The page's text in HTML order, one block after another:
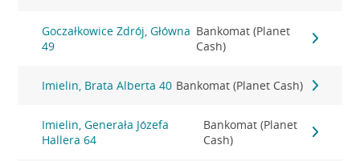
Goczałkowice Zdrój, Główna
49
Bankomat (Planet
Cash)
Imielin, Brata Alberta 40 Bankomat (Planet Cash)
Imielin, Generała Józefa
Hallera 64
Bankomat (Planet
Cash)